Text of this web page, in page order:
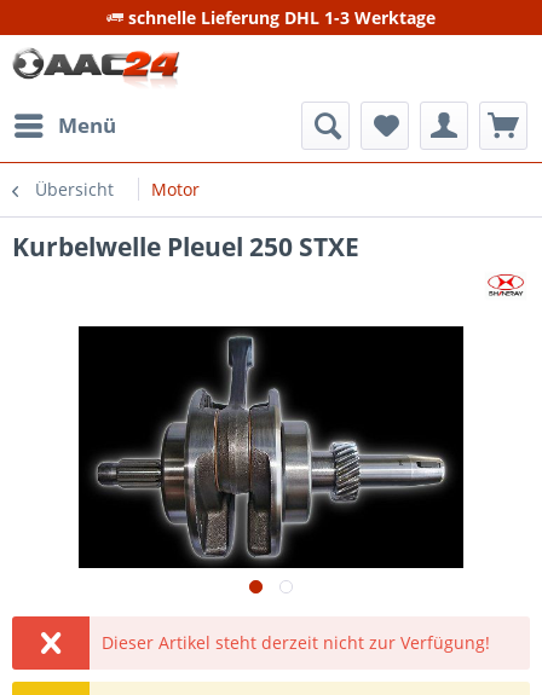
schnelle Lieferung DHL 1-3 Werktage
Menü
Übersicht Motor
Kurbelwelle Pleuel 250 STXE
Dieser Artikel steht derzeit nicht zur Verfügung!